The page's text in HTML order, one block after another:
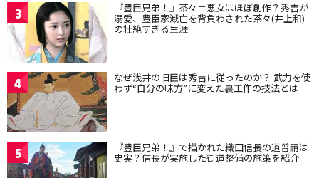
3 『豊臣兄弟！』茶々＝悪女はほぼ創作？秀吉が
溺愛、豊臣家滅亡を背負わされた茶々(井上和)
の壮絶すぎる生涯
4 なぜ浅井の旧臣は秀吉に従ったのか？ 武力を使
わず“自分の味方”に変えた裏工作の技法とは
5 『豊臣兄弟！』で描かれた織田信長の道普請は
史実？信長が実施した街道整備の施策を紹介